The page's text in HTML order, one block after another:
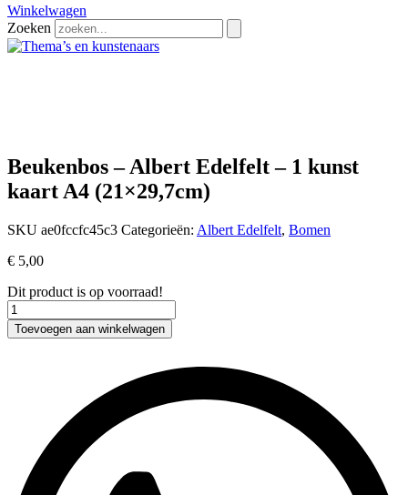
Winkelwagen
Zoeken
Beukenbos – Albert Edelfelt – 1 kunst
kaart A4 (21×29,7cm)
SKU ae0fccfc45c3 Categorieën: Albert Edelfelt, Bomen
€ 5,00
Dit product is op voorraad!
Beukenbos
–
Albert
(21x29,7cm)
aantal
Toevoegen aan winkelwagen